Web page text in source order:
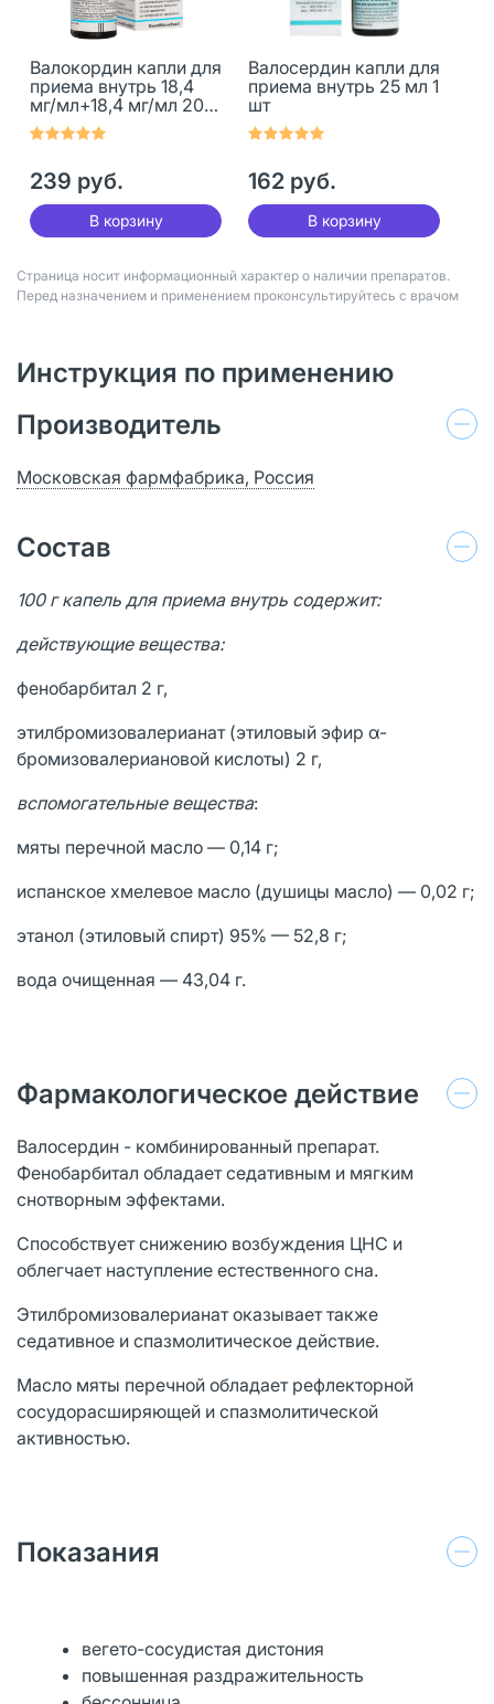
Валокордин капли для
приема внутрь 18,4
мг/мл+18,4 мг/мл 20
мл 1 шт
239 руб.
В корзину
Валосердин капли для
приема внутрь 25 мл 1
шт
162 руб.
В корзину
Страница носит информационный характер о наличии препаратов.
Перед назначением и применением проконсультируйтесь с врачом
Инструкция по применению
Производитель
Московская фармфабрика, Россия
Состав
100 г капель для приема внутрь содержит:
действующие вещества:
фенобарбитал 2 г,
этилбромизовалерианат (этиловый эфир α-
бромизовалериановой кислоты) 2 г,
вспомогательные вещества:
мяты перечной масло — 0,14 г;
испанское хмелевое масло (душицы масло) — 0,02 г;
этанол (этиловый спирт) 95% — 52,8 г;
вода очищенная — 43,04 г.
Фармакологическое действие
Валосердин - комбинированный препарат.
Фенобарбитал обладает седативным и мягким
снотворным эффектами.
Способствует снижению возбуждения ЦНС и
облегчает наступление естественного сна.
Этилбромизовалерианат оказывает также
седативное и спазмолитическое действие.
Масло мяты перечной обладает рефлекторной
сосудорасширяющей и спазмолитической
активностью.
Показания
вегето-сосудистая дистония
повышенная раздражительность